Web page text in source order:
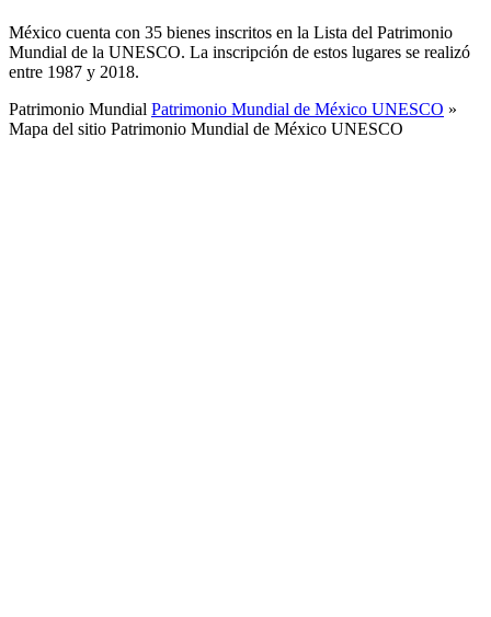
México cuenta con 35 bienes inscritos en la Lista del Patrimonio
Mundial de la UNESCO. La inscripción de estos lugares se realizó
entre 1987 y 2018.
Patrimonio Mundial Patrimonio Mundial de México UNESCO »
Mapa del sitio Patrimonio Mundial de México UNESCO